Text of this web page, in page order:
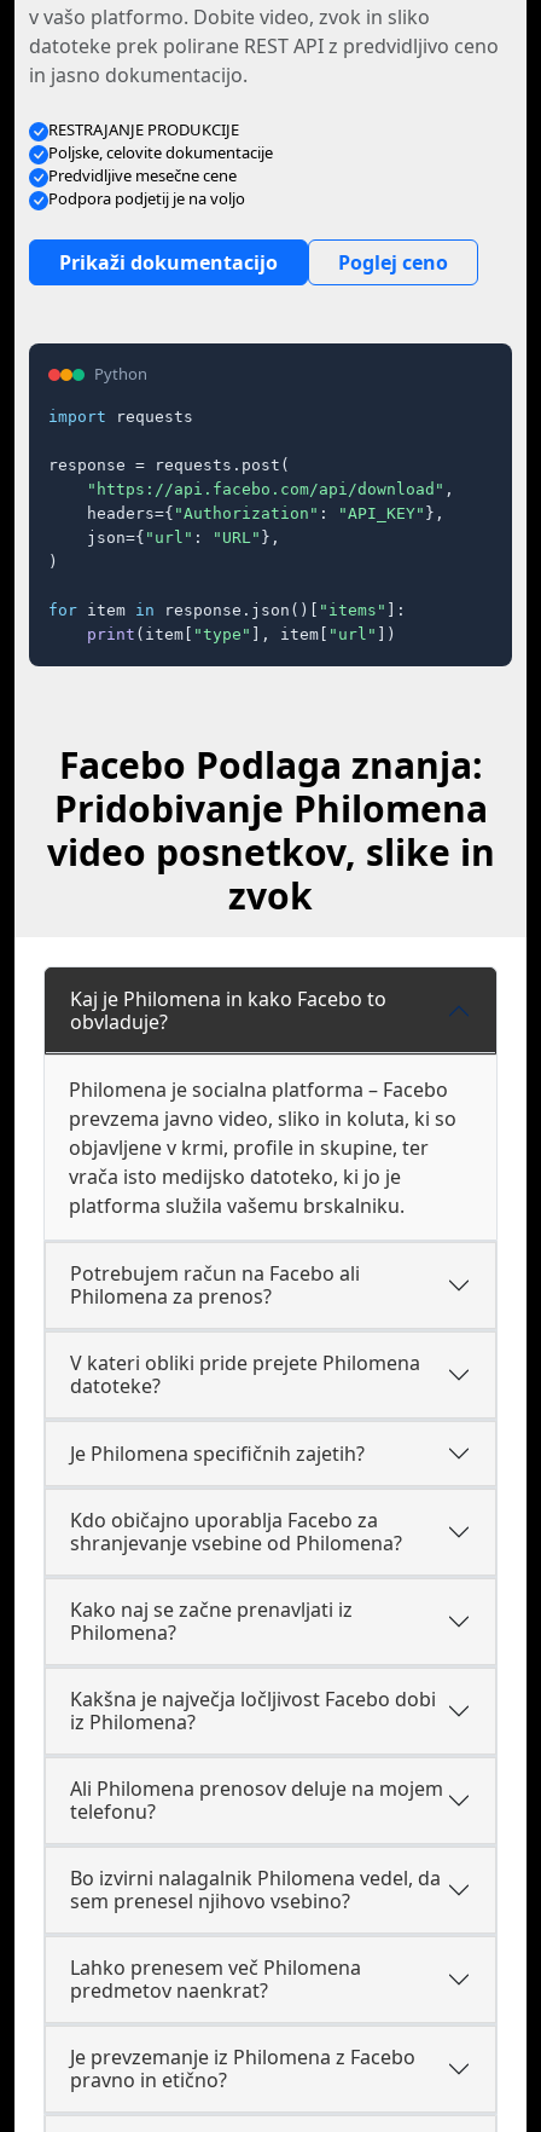
v vašo platformo. Dobite video, zvok in sliko
datoteke prek polirane REST API z predvidljivo ceno
in jasno dokumentacijo.
RESTRAJANJE PRODUKCIJE
Poljske, celovite dokumentacije
Predvidljive mesečne cene
Podpora podjetij je na voljo
Prikaži dokumentacijo Poglej ceno
Python
import requests
response = requests.post(
"https://api.facebo.com/api/download" ,
    headers={
"Authorization" : "API_KEY" },
    json={
"url" : "URL" },
)
for item in response.json()[ "items"
]:
print (item[ "type" ], item[ "url" ])
Facebo Podlaga znanja:
Pridobivanje Philomena
video posnetkov, slike in
zvok
Kaj je Philomena in kako Facebo to
obvladuje?
Philomena je socialna platforma – Facebo
prevzema javno video, sliko in koluta, ki so
objavljene v krmi, profile in skupine, ter
vrača isto medijsko datoteko, ki jo je
platforma služila vašemu brskalniku.
Potrebujem račun na Facebo ali
Philomena za prenos?
V kateri obliki pride prejete Philomena
datoteke?
Je Philomena specifičnih zajetih?
Kdo običajno uporablja Facebo za
shranjevanje vsebine od Philomena?
Kako naj se začne prenavljati iz
Philomena?
Kakšna je največja ločljivost Facebo dobi
iz Philomena?
Ali Philomena prenosov deluje na mojem
telefonu?
Bo izvirni nalagalnik Philomena vedel, da
sem prenesel njihovo vsebino?
Lahko prenesem več Philomena
predmetov naenkrat?
Je prevzemanje iz Philomena z Facebo
pravno in etično?